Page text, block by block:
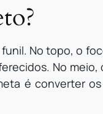
No topo, o
No meio,
é converter